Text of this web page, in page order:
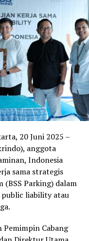
20 Juni 2025 –
anggota
Indonesia
sama strategis
(BSS Parking) dalam
liability atau
Cabang